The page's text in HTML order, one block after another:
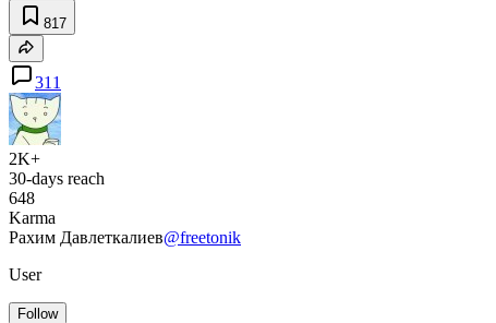
817
311
2K+
30-days reach
648
Karma
Рахим Давлеткалиев@freetonik
User
Follow